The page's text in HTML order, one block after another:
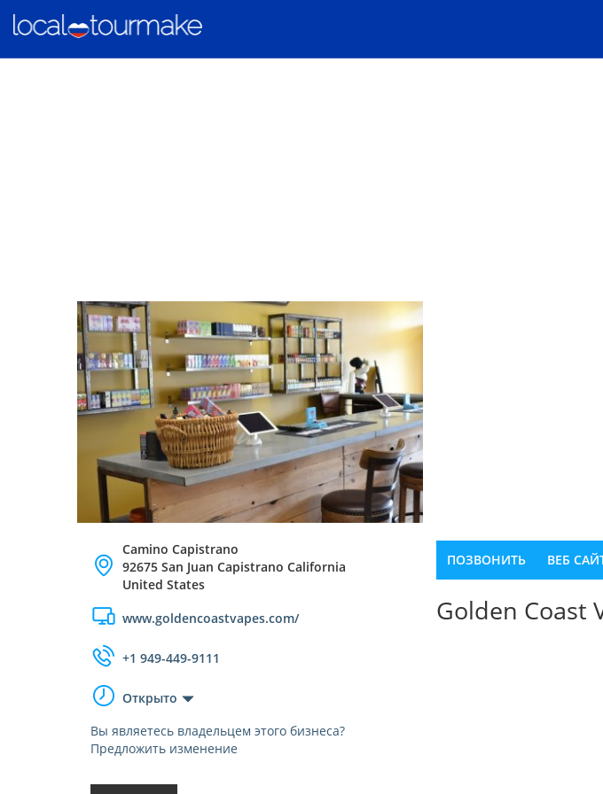
Camino Capistrano
92675 San Juan Capistrano California
United States
www.goldencoastvapes.com/
+1 949-449-9111
Открыто
Вы являетесь владельцем этого бизнеса?
Предложить изменение
ПОЗВОНИТЬ ВЕБ
Golden Coast